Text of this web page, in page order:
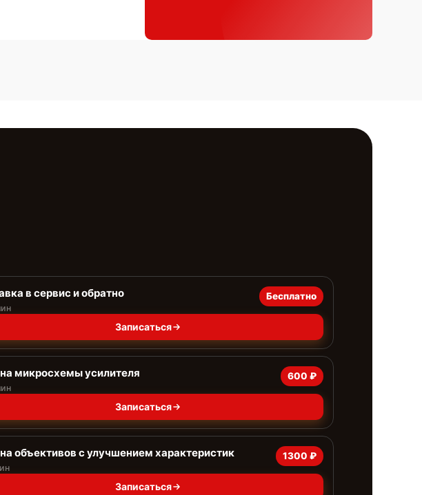
в сервис и обратно Бесплатно
Записаться
микросхемы усилителя 600 ₽
Записаться
объективов с улучшением характеристик 1300 ₽
Записаться